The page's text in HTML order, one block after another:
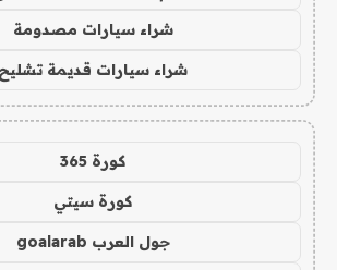
شراء سيارات مصدومة
شراء سيارات قديمة تشليح
كورة 365
كورة سيتي
جول العرب goalarab